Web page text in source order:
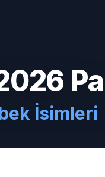
İsimleri